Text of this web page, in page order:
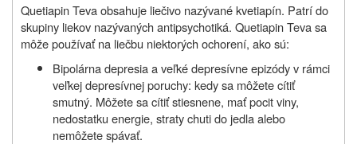
Quetiapin Teva obsahuje liečivo nazývané kvetiapín. Patrí do
skupiny liekov nazývaných antipsychotiká. Quetiapin Teva sa
môže používať na liečbu niektorých ochorení, ako sú:
Bipolárna depresia a veľké depresívne epizódy v rámci
veľkej depresívnej poruchy: kedy sa môžete cítiť
smutný. Môžete sa cítiť stiesnene, mať pocit viny,
nedostatku energie, straty chuti do jedla alebo
nemôžete spávať.